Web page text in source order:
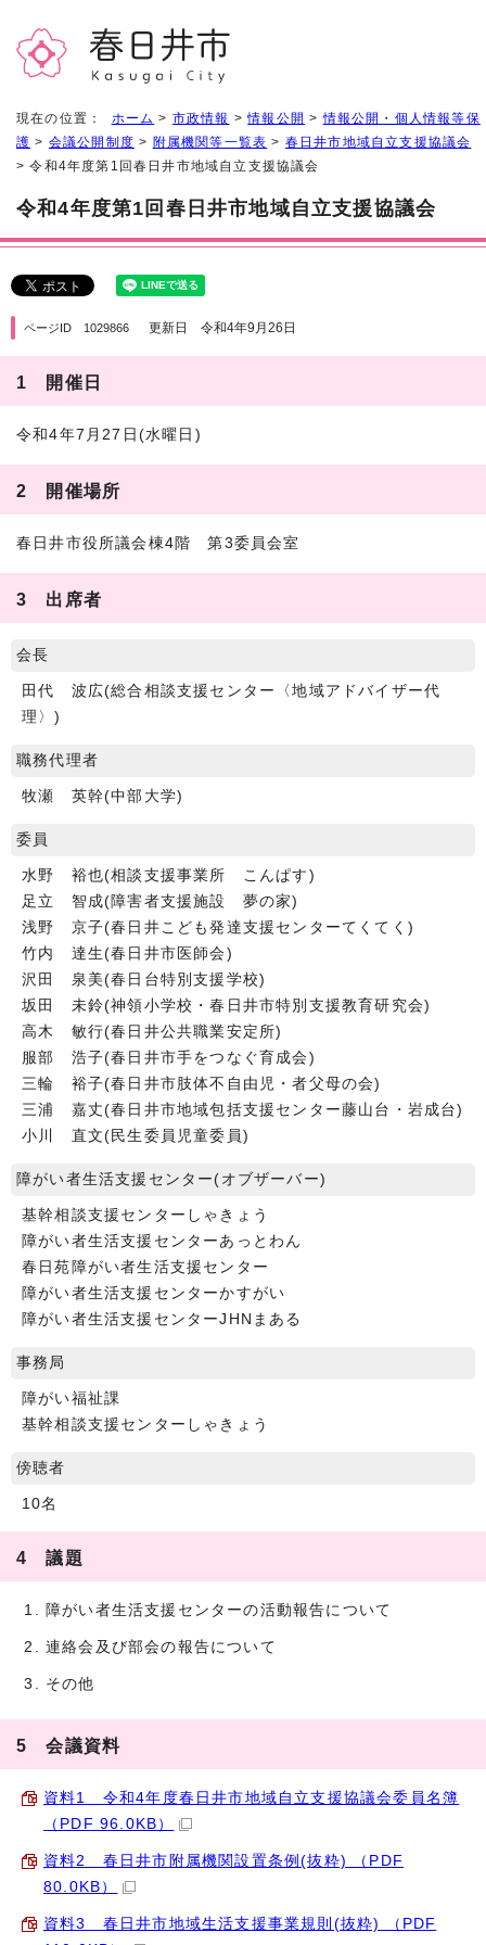
現在の位置： ホーム > 市政情報 >情報公開 >情報公開・個人情報等保
護 > 会議公開制度 > 附属機関等一覧表 > 春日井市地域自立支援協議会
> 令和4年度第1回春日井市地域自立支援協議会
令和4年度第1回春日井市地域自立支援協議会
ページID 1029866 更新日 令和4年9月26日
1 開催日
令和4年7月27日(水曜日)
2 開催場所
春日井市役所議会棟4階 第3委員会室
3 出席者
会長
田代 波広(総合相談支援センター〈地域アドバイザー代
理〉)
職務代理者
牧瀬 英幹(中部大学)
委員
水野 裕也(相談支援事業所 こんぱす)
足立 智成(障害者支援施設 夢の家)
浅野 京子(春日井こども発達支援センターてくてく)
竹内 達生(春日井市医師会)
沢田 泉美(春日台特別支援学校)
坂田 未鈴(神領小学校・春日井市特別支援教育研究会)
高木 敏行(春日井公共職業安定所)
服部 浩子(春日井市手をつなぐ育成会)
三輪 裕子(春日井市肢体不自由児・者父母の会)
三浦 嘉丈(春日井市地域包括支援センター藤山台・岩成台)
小川 直文(民生委員児童委員)
障がい者生活支援センター(オブザーバー)
基幹相談支援センターしゃきょう
障がい者生活支援センターあっとわん
春日苑障がい者生活支援センター
障がい者生活支援センターかすがい
障がい者生活支援センターJHNまある
事務局
障がい福祉課
基幹相談支援センターしゃきょう
傍聴者
10名
4 議題
障がい者生活支援センターの活動報告について
連絡会及び部会の報告について
その他
5 会議資料
資料1 令和4年度春日井市地域自立支援協議会委員名簿
（PDF 96.0KB）
資料2 春日井市附属機関設置条例(抜粋) （PDF
80.0KB）
資料3 春日井市地域生活支援事業規則(抜粋) （PDF